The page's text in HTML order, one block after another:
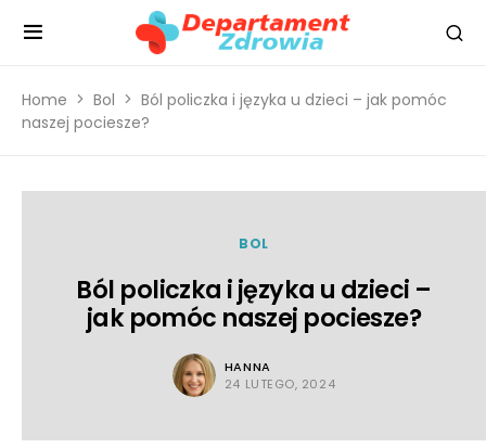
Home Bol
Ból policzka i języka u dzieci – jak pomóc
naszej pociesze?
BOL
Ból policzka i języka u dzieci –
jak pomóc naszej pociesze?
HANNA
24 LUTEGO, 2024